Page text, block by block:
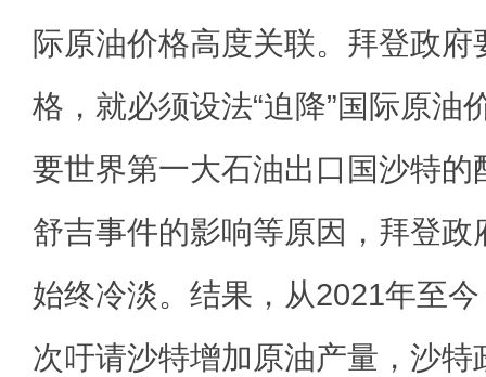
际原油价格高度关联。拜登政
格，就必须设法“迫降”国际原油
要世界第一大石油出口国沙特的
舒吉事件的影响等原因，拜登政
始终冷淡。结果，从2021年至
次吁请沙特增加原油产量，沙